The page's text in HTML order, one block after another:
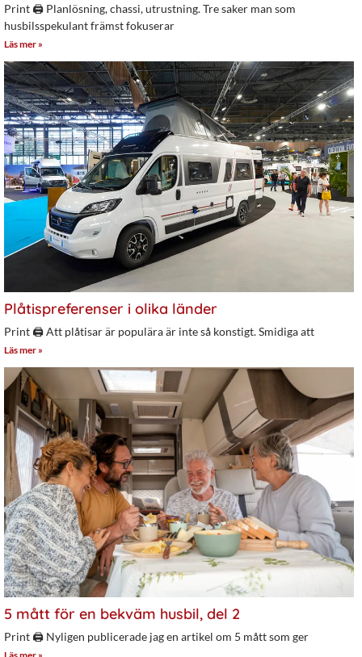
Print 🖨 Planlösning, chassi, utrustning. Tre saker man som
husbilsspekulant främst fokuserar
Läs mer »
Plåtispreferenser i olika länder
Print 🖨 Att plåtisar är populära är inte så konstigt. Smidiga att
Läs mer »
5 mått för en bekväm husbil, del 2
Print 🖨 Nyligen publicerade jag en artikel om 5 mått som ger